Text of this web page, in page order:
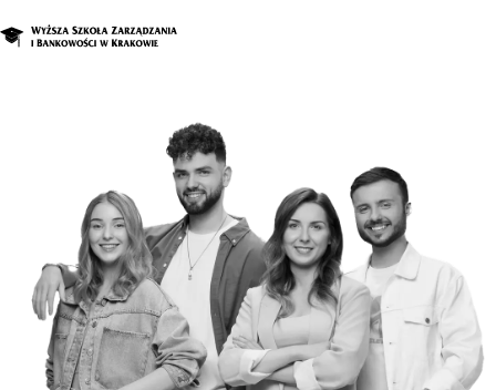
Studia podyplomowe i kursy
Kandydat
Student
Biznes
Zapisz się na studia